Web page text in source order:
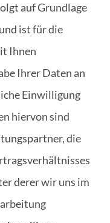
auf Grundlage
ist für die
Ihnen
Ihrer Daten an
Einwilligung
hiervon sind
die
derer wir uns im